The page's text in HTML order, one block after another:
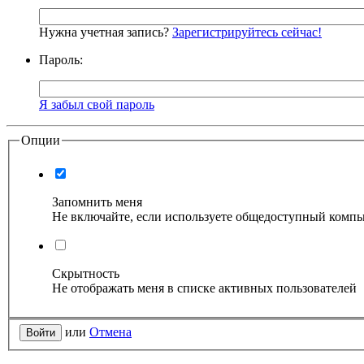
Нужна учетная запись? Зарегистрируйтесь сейчас!
Пароль:
Я забыл свой пароль
Опции
Запомнить меня
Не включайте, если используете общедоступный
Скрытность
Не отображать меня в списке активных пользователей
или Отмена